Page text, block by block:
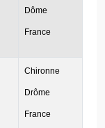
Dôme
France
Chironne
Drôme
France